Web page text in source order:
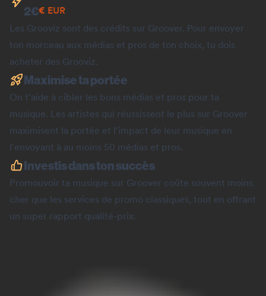
2€€ EUR
Les Grooviz sont des crédits sur Groover. Pour envoyer
ton morceau aux médias et pros de ton choix, tu dois
acheter des Grooviz.
Maximise ta portée
On t'aide à cibler les bons médias et pros pour ta
musique. Les artistes qui réussissent le plus sur Groover
maximisent la portée et l'impact de leur musique en
l'envoyant à au moins 50 médias et pros.
Investis dans ton succès
Promouvoir ta musique sur Groover coûte souvent moins
cher que les services de promo classiques, tout en offrant
un super rapport qualité-prix.